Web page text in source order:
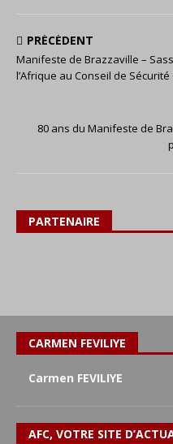
PRÉCÉDENT
Manifeste de Brazzaville –
l’Afrique au Conseil de Sécurité
80 ans du Manifeste de
PARTENAIRE
CARMEN FEVILIYE
Carmen FEVILIYE
AFC, VOTRE SITE